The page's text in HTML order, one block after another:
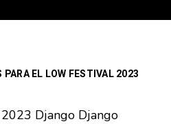
EL LOW FESTIVAL 2023